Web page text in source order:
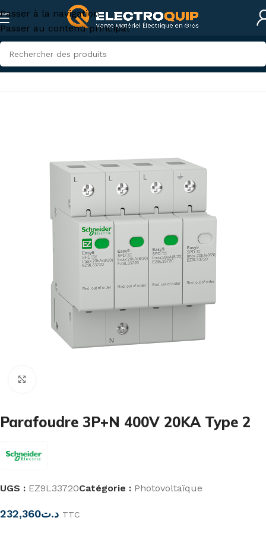
Passer à la navigation
Passer au contenu principal
Accueil/Photovoltaïque
Parafoudre 3P+N 400V 20KA Type 2
UGS : EZ9L33720Catégorie : Photovoltaïque
د.ت232,360 TTC